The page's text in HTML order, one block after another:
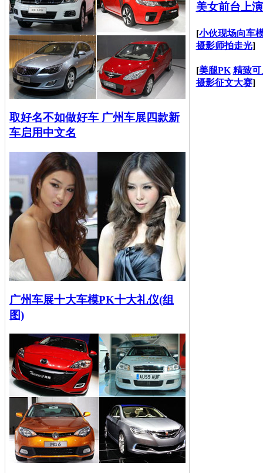
取好名不如做好车 广州车展四款新
车启用中文名
广州车展十大车模PK十大礼仪(组
图)
美女前台上
[小伙现场向车
摄影师拍走光]
[美腿PK 精致可
摄影征文大赛]